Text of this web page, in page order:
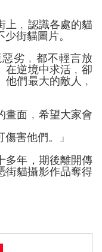
上﹐認識各處的貓
街貓圖片。
劣﹐都不輕言放
在逆境中求活﹐卻
他們最大的敵人﹐
畫面﹐希望大家會
害他們。」
多年，期後離開傳
街貓攝影作品奪得